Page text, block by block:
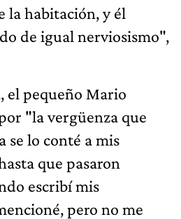
la habitación, y él
de igual nerviosismo",
el pequeño Mario
"la vergüenza que
se lo conté a mis
que pasaron
escribí mis
pero no me